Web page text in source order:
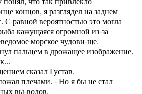
концов, я разглядел на заднем
С равной вероятностью это могла
кажущаяся огромной из-за
морское чудови-ще.
пальцем в дрожащее изображение.
сказал Густав.
плечами. - Но я бы не стал
вы-водов.